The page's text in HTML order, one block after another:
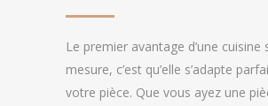
Le premier avantage d’une cuisine
mesure, c’est qu’elle s’adapte
votre pièce. Que vous ayez une